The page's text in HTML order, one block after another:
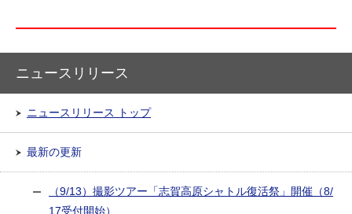
ニュースリリース
ニュースリリース トップ
最新の更新
（9/13）撮影ツアー「志賀高原シャトル復活祭」開催（8/
17受付開始）